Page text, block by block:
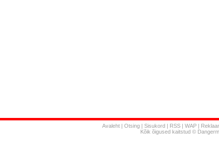
Avaleht | Otsing| Sisukord | RSS | WAP|
Kõik õigused kaitstud ©